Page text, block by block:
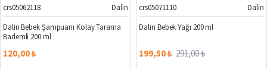
crs05062118
Dalin
Dalin Bebek Şampuanı Kolay Tarama
Bademli 200 ml
120,00 ₺
%31
crs05071110
Dalin
Dalin Bebek Yağı 200 ml
199,50 ₺ 291,00 ₺